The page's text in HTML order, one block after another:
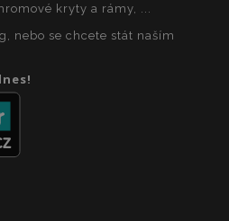
kryty a rámy, ...
nebo se chcete stát naším
soubory